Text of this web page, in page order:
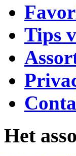
Tips
Het